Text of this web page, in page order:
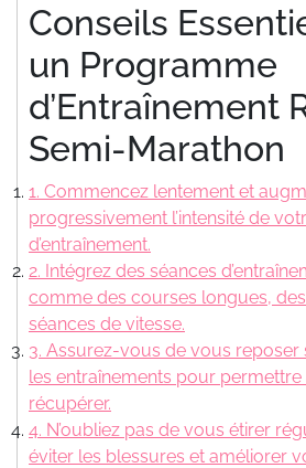
Conseils
un Programme
d’Entraînement
Semi-Marathon
1. Commencez lentement et
progressivement l’intensité de
d’entraînement.
2. Intégrez des séances
comme des courses longues,
séances de vitesse.
3. Assurez-vous de vous reposer
les entraînements pour
récupérer.
4. N’oubliez pas de vous étirer
éviter les blessures et améliorer